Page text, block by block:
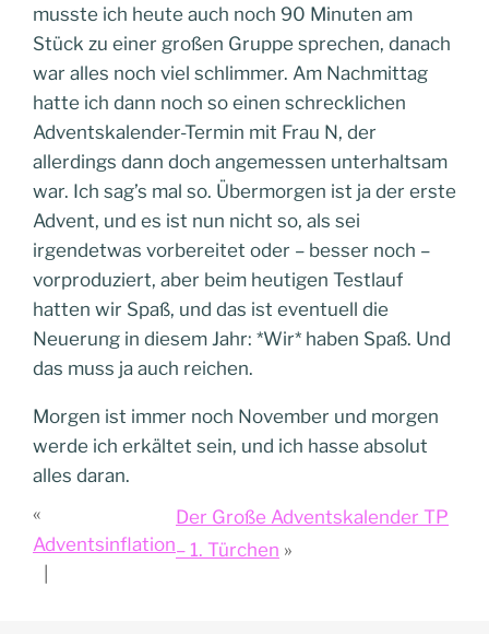
musste ich heute auch noch 90 Minuten am
Stück zu einer großen Gruppe sprechen, danach
war alles noch viel schlimmer. Am Nachmittag
hatte ich dann noch so einen schrecklichen
Adventskalender-Termin mit Frau N, der
allerdings dann doch angemessen unterhaltsam
war. Ich sag’s mal so. Übermorgen ist ja der erste
Advent, und es ist nun nicht so, als sei
irgendetwas vorbereitet oder – besser noch –
vorproduziert, aber beim heutigen Testlauf
hatten wir Spaß, und das ist eventuell die
Neuerung in diesem Jahr: *Wir* haben Spaß. Und
das muss ja auch reichen.
Morgen ist immer noch November und morgen
werde ich erkältet sein, und ich hasse absolut
alles daran.
Adventsinflation
Der Große Adventskalender TP
– 1. Türchen